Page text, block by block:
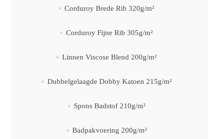
Corduroy Brede Rib 320g/m²
Corduroy Fijne Rib 305g/m²
Linnen Viscose Blend 200g/m²
Dubbelgelaagde Dobby Katoen 215g/m²
Spons Badstof 210g/m²
Badpakvoering 200g/m²